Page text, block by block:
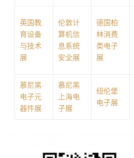
英国教
育设备
与技术
展
伦敦计
算机信
息系统
安全展
德国柏
林消费
类电子
展
慕尼黑
电子元
器件展
慕尼黑
上海电
子展
纽伦堡
电子展